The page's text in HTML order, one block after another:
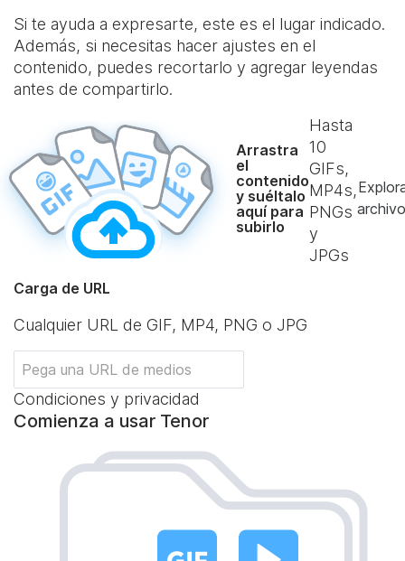
Si te ayuda a expresarte, este es el lugar indicado.
Además, si necesitas hacer ajustes en el
contenido, puedes recortarlo y agregar leyendas
antes de compartirlo.
Arrastra
el
contenido
y suéltalo
aquí para
subirlo
Hasta
10
GIFs,
MP4s,
PNGs
y
JPGs
Carga de URL
Cualquier URL de GIF, MP4, PNG o JPG
Condiciones y privacidad
Comienza a usar Tenor